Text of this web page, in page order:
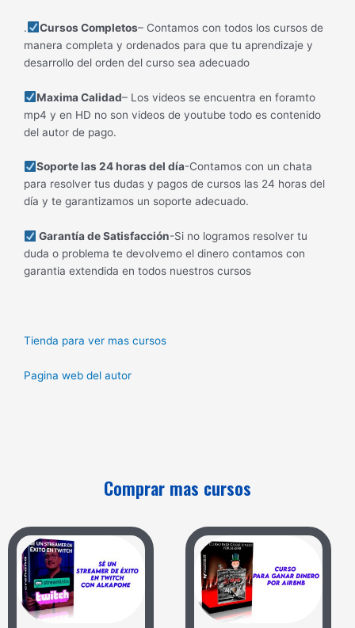
. Cursos Completos– Contamos con todos los cursos de
manera completa y ordenados para que tu aprendizaje y
desarrollo del orden del curso sea adecuado
Maxima Calidad– Los videos se encuentra en foramto
mp4 y en HD no son videos de youtube todo es contenido
del autor de pago.
Soporte las 24 horas del día-Contamos con un chata
para resolver tus dudas y pagos de cursos las 24 horas del
día y te garantizamos un soporte adecuado.
Garantía de Satisfacción-Si no logramos resolver tu
duda o problema te devolvemo el dinero contamos con
garantia extendida en todos nuestros cursos
Tienda para ver mas cursos
Pagina web del autor
Comprar mas cursos